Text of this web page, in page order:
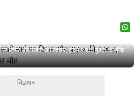
पर टिप्पर और बाइक की टक्कर, हादसे में एक युवक की मौके
विज्ञापन